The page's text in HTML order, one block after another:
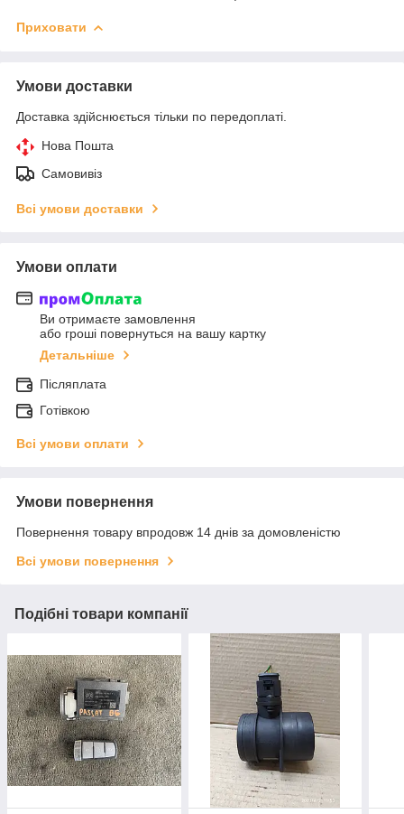
Приховати
Умови доставки
Доставка здійснюється тільки по передоплаті.
Нова Пошта
Самовивіз
Всі умови доставки
Умови оплати
Ви отримаєте замовлення
або гроші повернуться на вашу картку
Детальніше
Післяплата
Готівкою
Всі умови оплати
Умови повернення
Повернення товару впродовж 14 днів за домовленістю
Всі умови повернення
Подібні товари компанії